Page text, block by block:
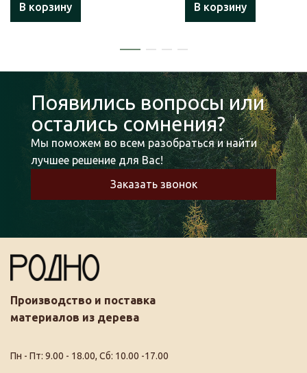
В корзину В корзину
Появились вопросы или
остались сомнения?
Мы поможем во всем разобраться и найти
лучшее решение для Вас!
Заказать звонок
Производство и поставка
материалов из дерева
Пн - Пт: 9.00 - 18.00, Сб: 10.00 -17.00